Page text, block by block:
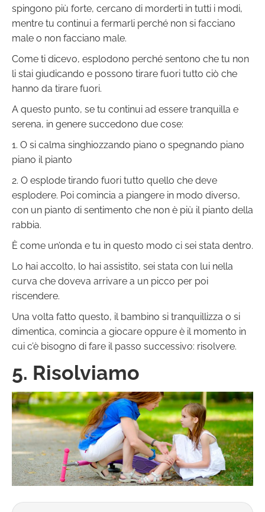
spingono più forte, cercano di morderti in tutti i modi,
mentre tu continui a fermarli perché non si facciano
male o non facciano male.
Come ti dicevo, esplodono perché sentono che tu non
li stai giudicando e possono tirare fuori tutto ciò che
hanno da tirare fuori.
A questo punto, se tu continui ad essere tranquilla e
serena, in genere succedono due cose:
1. O si calma singhiozzando piano o spegnando piano
piano il pianto
2. O esplode tirando fuori tutto quello che deve
esplodere. Poi comincia a piangere in modo diverso,
con un pianto di sentimento che non è più il pianto della
rabbia.
È come un’onda e tu in questo modo ci sei stata dentro.
Lo hai accolto, lo hai assistito, sei stata con lui nella
curva che doveva arrivare a un picco per poi
riscendere.
Una volta fatto questo, il bambino si tranquillizza o si
dimentica, comincia a giocare oppure è il momento in
cui c’è bisogno di fare il passo successivo: risolvere.
5. Risolviamo